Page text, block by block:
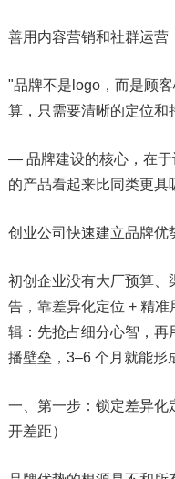
善用内容营销和社群运营
"品牌不是logo，而是顾
算，只需要清晰的定位和
— 品牌建设的核心，在于
的产品看起来比同类更具
创业公司快速建立品牌优
初创企业没有大厂预算、
告，靠差异化定位 + 精
辑：先抢占细分心智，再
播壁垒，3–6 个月就能形
一、第一步：锁定差异化
开差距）